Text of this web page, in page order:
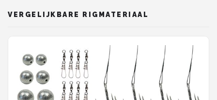
VERGELIJKBARE RIGMATERIAAL